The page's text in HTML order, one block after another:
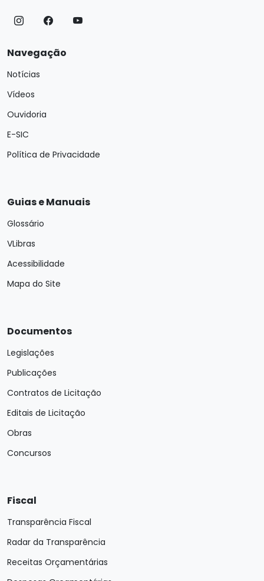
Navegação
Notícias
Vídeos
Ouvidoria
E-SIC
Política de Privacidade
Guias e Manuais
Glossário
VLibras
Acessibilidade
Mapa do Site
Documentos
Legislações
Publicações
Contratos de Licitação
Editais de Licitação
Obras
Concursos
Fiscal
Transparência Fiscal
Radar da Transparência
Receitas Orçamentárias